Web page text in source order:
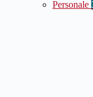
Personale